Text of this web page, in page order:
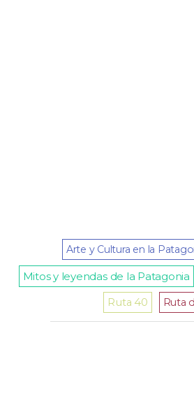
Arte y Cultura en la
Mitos y leyendas de la Patagonia
Ruta 40 Ruta